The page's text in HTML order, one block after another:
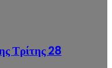
Τρίτης 28